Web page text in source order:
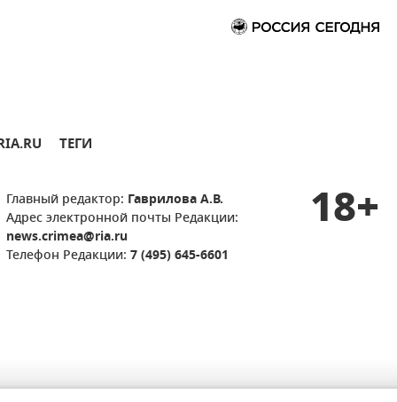
ТЕГИ
Главный редактор: Гаврилова А.В.
Адрес электронной почты Редакции:
news.crimea@ria.ru
Телефон Редакции: 7 (495) 645-6601
18+